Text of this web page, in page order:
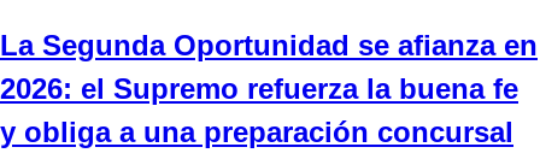
La Segunda Oportunidad se afianza en
2026: el Supremo refuerza la buena fe
y obliga a una preparación concursal